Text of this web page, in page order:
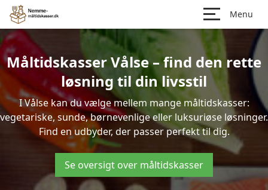
Menu
Måltidskasser Vålse – find den rette
løsning til din livsstil
I Vålse kan du vælge mellem mange måltidskasser:
vegetariske, sunde, børnevenlige eller luksuriøse løsninger.
Find en udbyder, der passer perfekt til dig.
Se oversigt over måltidskasser